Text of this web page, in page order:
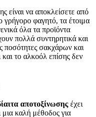
είναι να αποκλείσετε από
φαγητό, τα έτοιμα
όλα τα προϊόντα
πολλά συντηρητικά και
ποσότητες σακχάρων και
το αλκοόλ επίσης δεν
αποτοξίνωσης έχει
μια καλή μέθοδος για